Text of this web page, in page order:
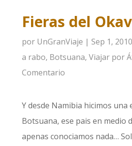
Fieras del
por UnGranViaje | Sep 1, 2010
a rabo, Botsuana, Viajar por
Comentario
Y desde Namibia hicimos una
Botsuana, ese pais en medio
apenas conociamos nada…